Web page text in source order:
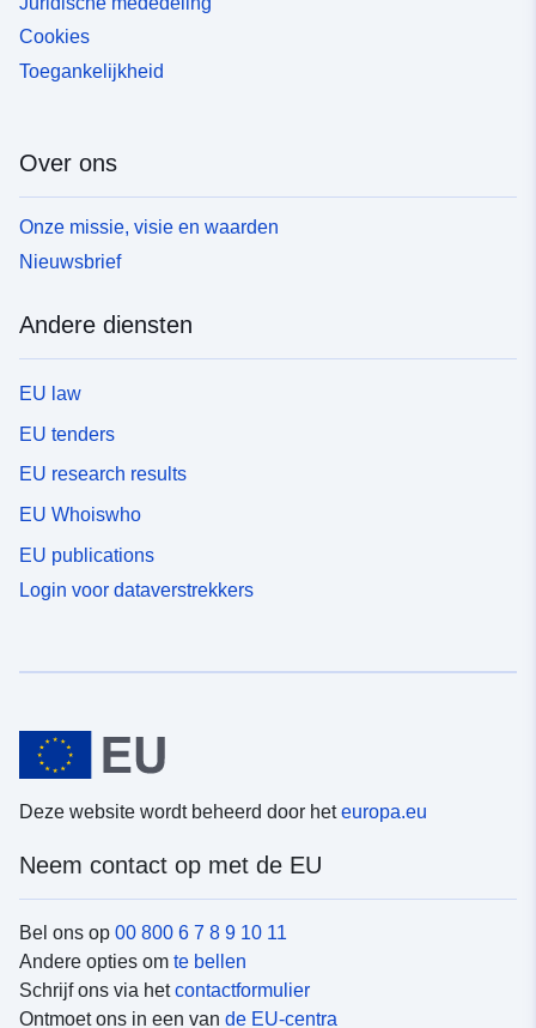
Cookies
Toegankelijkheid
Over ons
Onze missie, visie en waarden
Nieuwsbrief
Andere diensten
EU law
EU tenders
EU research results
EU Whoiswho
EU publications
Login voor dataverstrekkers
Deze website wordt beheerd door heteuropa.eu
Neem contact op met de EU
Bel ons op 00 800 6 7 8 9 10 11
Andere opties om te bellen
Schrijf ons via hetcontactformulier
Ontmoet ons in een van de EU-centra